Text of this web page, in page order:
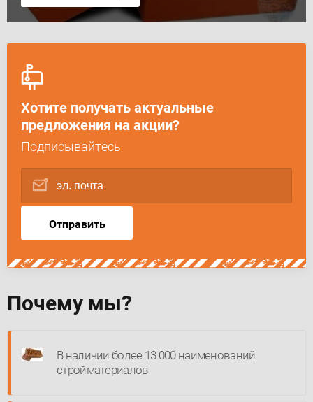
Почему мы?
В наличии более 13 000 наименований
стройматериалов
Хотите получать актуальные
предложения на акции?
Подписывайтесь
Отправить